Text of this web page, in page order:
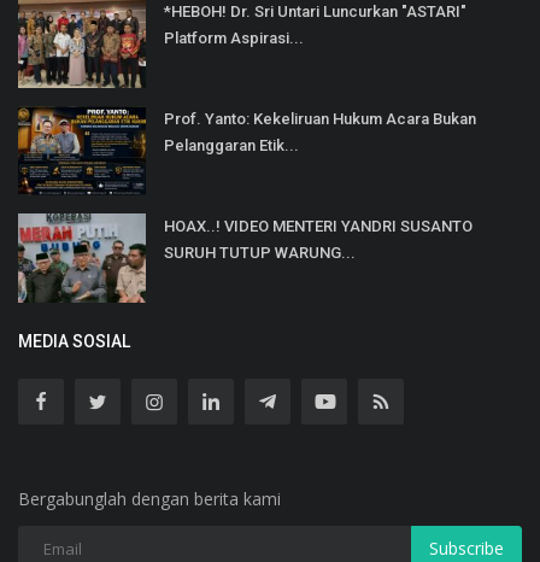
*HEBOH! Dr. Sri Untari Luncurkan "ASTARI"
Platform Aspirasi...
Prof. Yanto: Kekeliruan Hukum Acara Bukan
Pelanggaran Etik...
HOAX..! VIDEO MENTERI YANDRI SUSANTO
SURUH TUTUP WARUNG...
MEDIA SOSIAL
Bergabunglah dengan berita kami
Subscribe